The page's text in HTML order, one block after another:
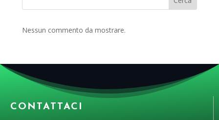
Nessun commento da mostrare.
CONTATTACI